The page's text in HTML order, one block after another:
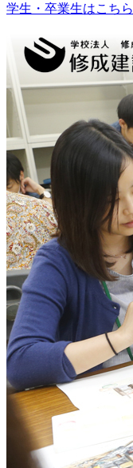
学生・卒業生はこちら